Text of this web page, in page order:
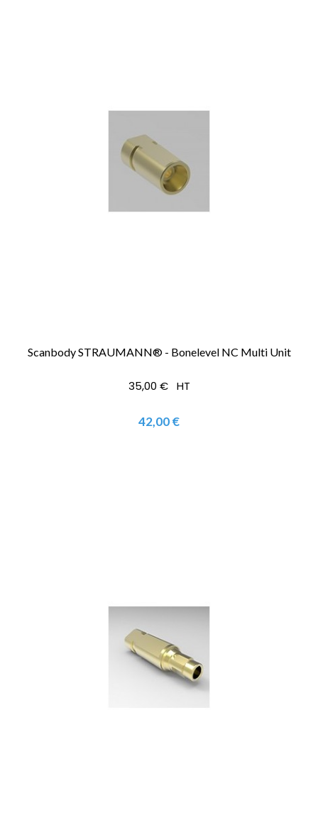
Scanbody STRAUMANN® - Bonelevel NC Multi Unit
35,00 € HT
42,00 €